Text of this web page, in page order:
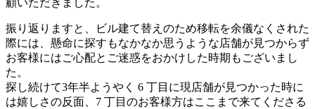
振り返りますと、ビル建て替えのため移転を余儀なくされた
際には、懸命に探すもなかなか思うような店舗が見つからず
お客様にはご心配とご迷惑をおかけした時期もございまし
た。
探し続けて3年半ようやく 6 丁目に現店舗が見つかった時に
は嬉しさの反面、7 丁目のお客様方はここまで来てくださる